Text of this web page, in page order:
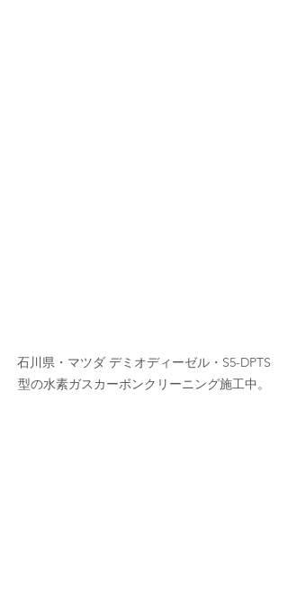
石川県・マツダ デミオディーゼル・S5-DPTS
型の水素ガスカーボンクリーニング施工中。